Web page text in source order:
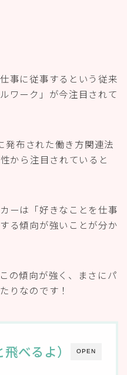
事に従事するという従来
ワーク」が今注目されて
発布された働き方関連法
から注目されていると
ーは「好きなことを仕事
る傾向が強いことが分か
の傾向が強く、まさにパ
りなのです！
OPEN
べるよ）